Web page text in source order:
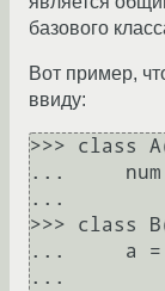
базового
Вот пример,
ввиду:
>>> class
...     num
...
>>> class
...     a =
...